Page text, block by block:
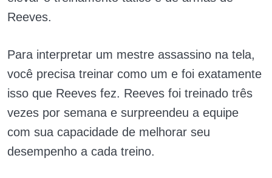
Reeves.
Para interpretar um mestre assassino na tela,
você precisa treinar como um e foi exatamente
isso que Reeves fez. Reeves foi treinado três
vezes por semana e surpreendeu a equipe
com sua capacidade de melhorar seu
desempenho a cada treino.